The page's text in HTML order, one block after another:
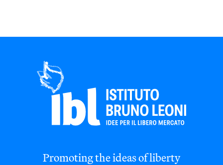
Promoting the ideas of liberty